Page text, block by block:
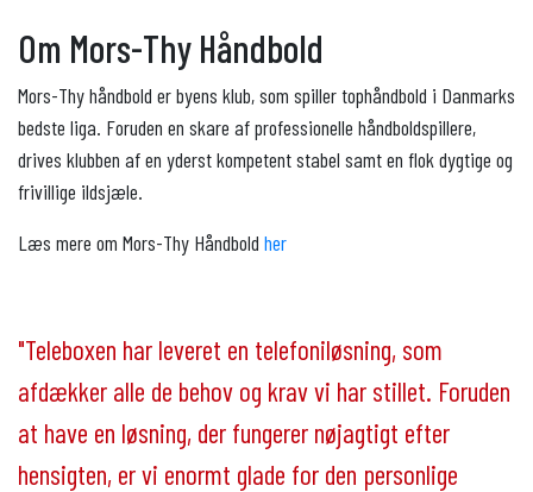
Om Mors-Thy Håndbold
Mors-Thy håndbold er byens klub, som spiller tophåndbold i Danmarks
bedste liga. Foruden en skare af professionelle håndboldspillere,
drives klubben af en yderst kompetent stabel samt en flok dygtige og
frivillige ildsjæle.
Læs mere om Mors-Thy Håndbold her
"Teleboxen har leveret en telefoniløsning, som
afdækker alle de behov og krav vi har stillet. Foruden
at have en løsning, der fungerer nøjagtigt efter
hensigten, er vi enormt glade for den personlige